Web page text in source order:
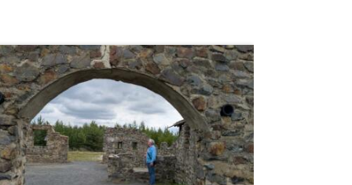
weiterlesen